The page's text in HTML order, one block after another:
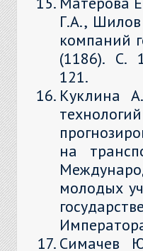
Г.А.,
компаний
(1186). С.
121.
Куклина
на
молодых
Симачев